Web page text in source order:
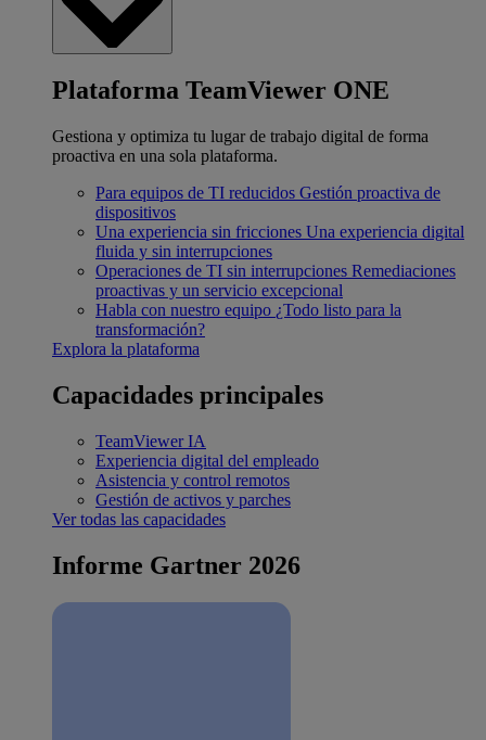
Plataforma TeamViewer ONE
Gestiona y optimiza tu lugar de trabajo digital de forma
proactiva en una sola plataforma.
Para equipos de TI reducidos Gestión proactiva de
dispositivos
Una experiencia sin fricciones Una experiencia digital
fluida y sin interrupciones
Operaciones de TI sin interrupciones Remediaciones
proactivas y un servicio excepcional
Habla con nuestro equipo ¿Todo listo para la
transformación?
Explora la plataforma
Capacidades principales
TeamViewer IA
Experiencia digital del empleado
Asistencia y control remotos
Gestión de activos y parches
Ver todas las capacidades
Informe Gartner 2026